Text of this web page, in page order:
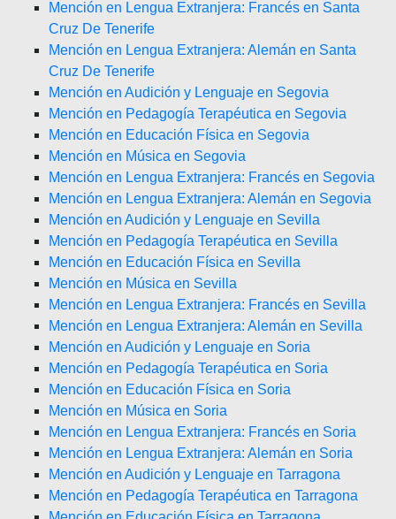
Mención en Lengua Extranjera: Francés en Santa
Cruz De Tenerife
Mención en Lengua Extranjera: Alemán en Santa
Cruz De Tenerife
Mención en Audición y Lenguaje en Segovia
Mención en Pedagogía Terapéutica en Segovia
Mención en Educación Física en Segovia
Mención en Música en Segovia
Mención en Lengua Extranjera: Francés en Segovia
Mención en Lengua Extranjera: Alemán en Segovia
Mención en Audición y Lenguaje en Sevilla
Mención en Pedagogía Terapéutica en Sevilla
Mención en Educación Física en Sevilla
Mención en Música en Sevilla
Mención en Lengua Extranjera: Francés en Sevilla
Mención en Lengua Extranjera: Alemán en Sevilla
Mención en Audición y Lenguaje en Soria
Mención en Pedagogía Terapéutica en Soria
Mención en Educación Física en Soria
Mención en Música en Soria
Mención en Lengua Extranjera: Francés en Soria
Mención en Lengua Extranjera: Alemán en Soria
Mención en Audición y Lenguaje en Tarragona
Mención en Pedagogía Terapéutica en Tarragona